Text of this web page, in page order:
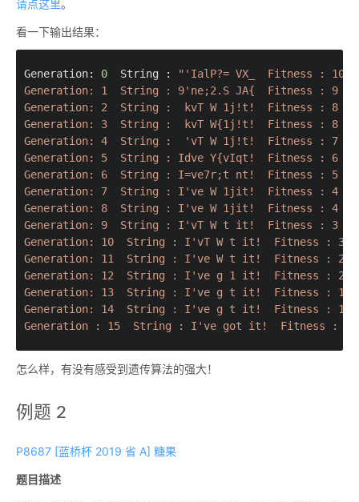
请点这里。
看一下输出结果：
Generation: 0
  String :
"'IalP?= VX_  Fitness : 10
Generation: 1  String : 9'ne;2.S JA{  Fitness : 9
Generation: 2  String :  kvT W 1j!t!  Fitness : 8
Generation: 3  String :  kvT W{1j!t!  Fitness : 8
Generation: 4  String :  'vT W 1j!t!  Fitness : 7
Generation: 5  String : Idve Y{vIqt!  Fitness : 6
Generation: 6  String : I=ve7r;t nt!  Fitness : 5
Generation: 7  String : I've W 1jit!  Fitness : 4
Generation: 8  String : I've W 1jit!  Fitness : 4
Generation: 9  String : I'vT W t it!  Fitness : 3
Generation: 10  String : I'vT W t it!  Fitness : 3
Generation: 11  String : I've W t it!  Fitness : 2
Generation: 12  String : I've g 1 it!  Fitness : 2
Generation: 13  String : I've g t it!  Fitness : 1
Generation: 14  String : I've g t it!  Fitness : 1
怎么样，有没有感受到遗传算法的强大！
例题 2
P8687 [蓝桥杯 2019 省 A] 糖果
题目描述